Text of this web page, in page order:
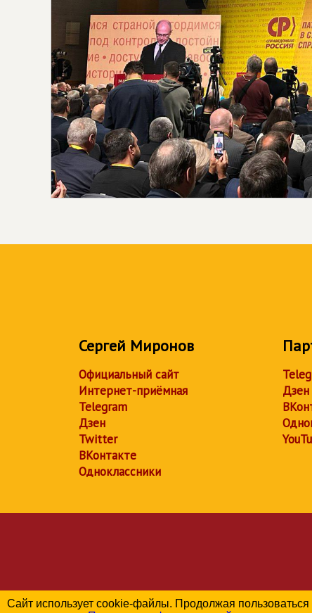
Сергей Миронов
Официальный сайт
Интернет-приёмная
Telegram
Дзен
Twitter
ВКонтакте
Одноклассники
Дзен
Сайт использует cookie-файлы. Продолжая